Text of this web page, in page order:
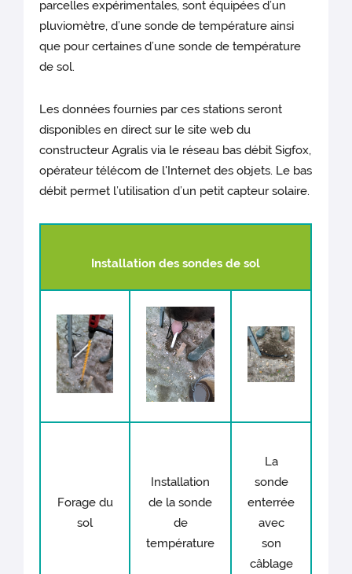
parcelles expérimentales, sont équipées d’un
pluviomètre, d’une sonde de température ainsi
que pour certaines d’une sonde de température
de sol.
Les données fournies par ces stations seront
disponibles en direct sur le site web du
constructeur Agralis via le réseau bas débit Sigfox,
opérateur télécom de l'Internet des objets. Le bas
débit permet l’utilisation d’un petit capteur solaire.
Installation des sondes de sol
Forage du
sol
Installation
de la sonde
de
température
La
sonde
enterrée
avec
son
câblage